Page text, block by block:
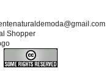
Shopper